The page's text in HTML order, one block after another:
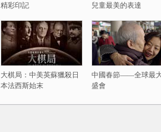
精彩印記
兒童最美的表達
大棋局：中美英蘇獵殺日
本法西斯始末
中國春節——全球最
盛會